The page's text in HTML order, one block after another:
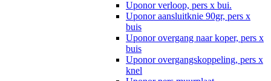
Uponor verloop, pers x bui.
Uponor aansluitknie 90gr, pers x
buis
Uponor overgang naar koper, pers x
buis
Uponor overgangskoppeling, pers x
knel